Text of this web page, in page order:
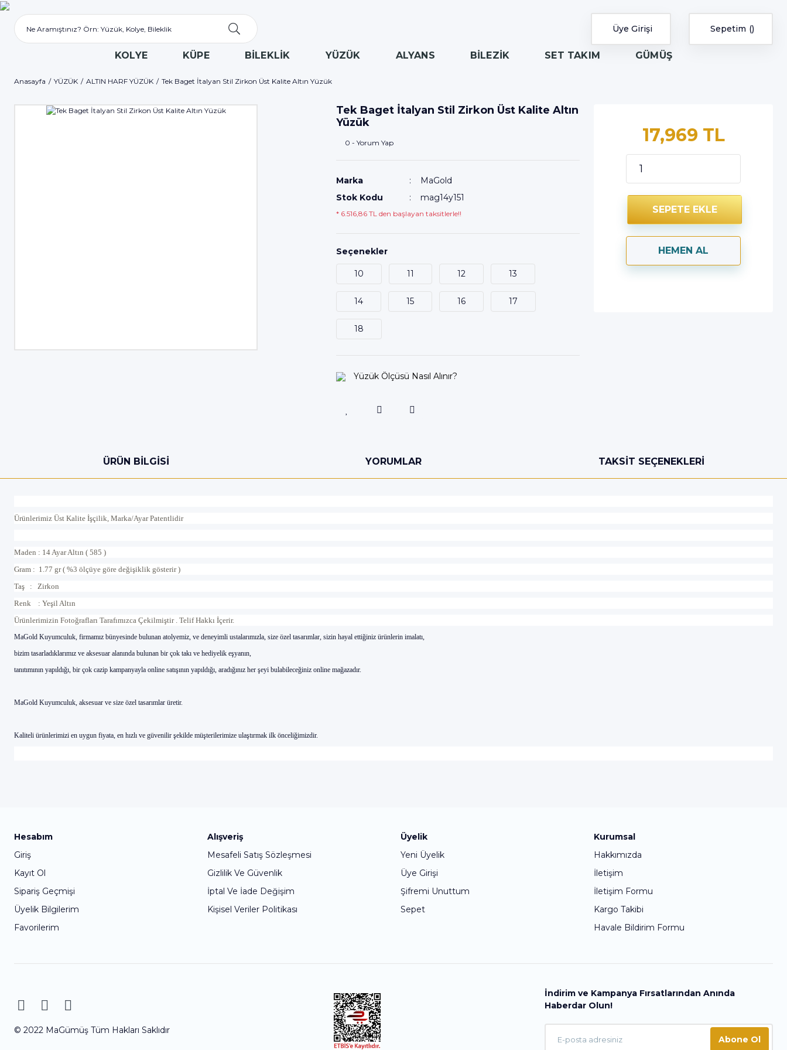
Üye Girişi Sepetim
KOLYE KÜPE BİLEKLİK YÜZÜK ALYANS BİLEZİK SET TAKIM GÜMÜŞ
Anasayfa YÜZÜK ALTIN HARF YÜZÜK Tek Baget İtalyan Stil Zirkon Üst Kalite Altın Yüzük
Tek Baget İtalyan Stil Zirkon Üst Kalite Altın
Yüzük
0 - Yorum Yap
Marka
MaGold
Stok Kodu
mag14y151
* 6.516,86 TL den başlayan taksitlerle!!
Seçenekler
10 11 12 13
14 15 16 17
18
Yüzük Ölçüsü Nasıl Alınır?
17,969 TL
SEPETE EKLE
HEMEN AL
ÜRÜN BILGISI YORUMLAR TAKSIT SEÇENEKLERI
Ürünlerimiz Üst Kalite İşçilik, Marka/Ayar Patentlidir
Maden : 14 Ayar Altın ( 585 )
Gram : 1.77 gr ( %3 ölçüye göre değişiklik gösterir )
Taş : Zirkon
Renk : Yeşil Altın
Ürünlerimizin Fotoğrafları Tarafımızca Çekilmiştir . Telif Hakkı İçerir.
MaGold Kuyumculuk, firmamız bünyesinde bulunan atolyemiz, ve deneyimli ustalarımızla, size özel tasarımlar, sizin hayal ettiğiniz ürünlerin imalatı
bizim tasarladıklarımız ve aksesuar alanında bulunan bir çok takı ve hediyelik eşyanın,
tanıtımının yapıldığı , bir çok cazip kampanyayla online satışının yapıldığı , aradığınız her şeyi bulabileceğiniz online mağazadır.
MaGold Kuyumculuk, aksesuar ve size özel tasarımlar üretir.
Kaliteli ürünlerimizi en uygun fiyata, en hızlı ve güvenilir şekilde müşterilerimize ulaştırmak ilk önceliğimizdir.
Yorum Yaz
Hesabım
Giriş
Kayıt Ol
Sipariş Geçmişi
Üyelik Bilgilerim
Favorilerim
Alışveriş
Mesafeli Satış Sözleşmesi
Gizlilik Ve Güvenlik
İptal Ve İade Değişim
Kişisel Veriler Politikası
Üyelik
Yeni Üyelik
Üye Girişi
Şifremi Unuttum
Sepet
Kurumsal
Hakkımızda
İletişim
İletişim Formu
Kargo Takibi
Havale Bildirim Formu
© 2022 MaGümüş Tüm Hakları Saklıdır
İndirim ve Kampanya Fırsatlarından Anında
Haberdar Olun!
Abone Ol